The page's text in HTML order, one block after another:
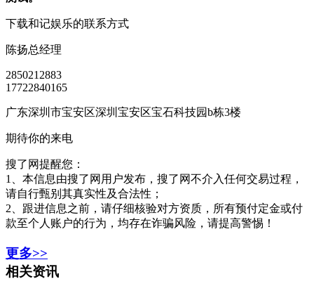
下载和记娱乐的联系方式
陈扬总经理
2850212883
17722840165
广东深圳市宝安区深圳宝安区宝石科技园b栋3楼
期待你的来电
搜了网提醒您：
1、本信息由搜了网用户发布，搜了网不介入任何交易过程，
请自行甄别其真实性及合法性；
2、跟进信息之前，请仔细核验对方资质，所有预付定金或付
款至个人账户的行为，均存在诈骗风险，请提高警惕！
更多>>
相关资讯